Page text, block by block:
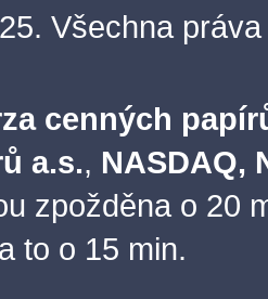
Všechna práva
cenných
a.s., NASDAQ,
zpožděna o 20
to o 15 min.